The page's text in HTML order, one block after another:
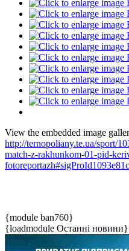
View the embedded image
http://ternopoliany.te.ua/sport/
match-z-rakhunkom-01-pid-
{module ban760}
{loadmodule Останні новини}